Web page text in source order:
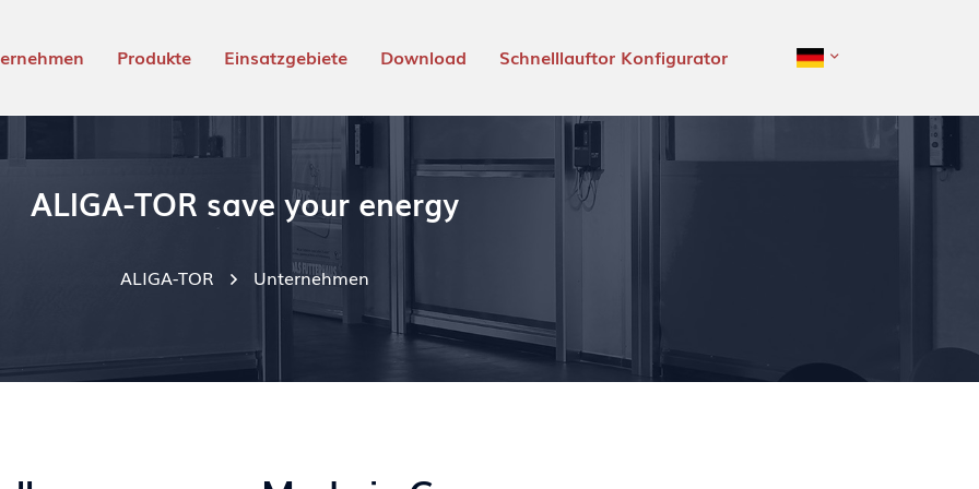
Produkte Einsatzgebiete Download Schnelllauftor Konfigurator
ALIGA-TOR save your energy
ALIGA-TOR Unternehmen